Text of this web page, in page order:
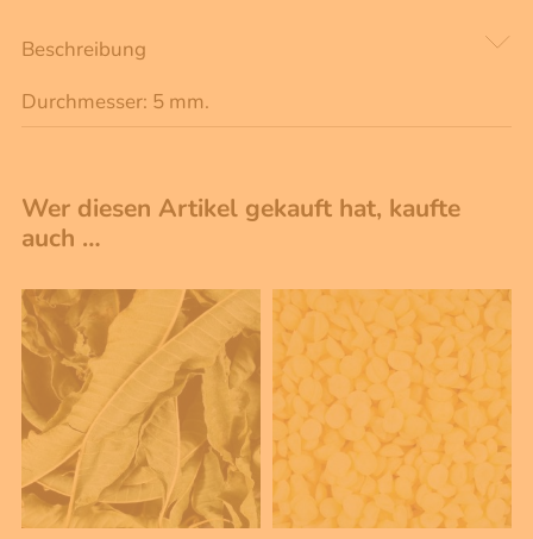
Beschreibung
Durchmesser: 5 mm.
Wer diesen Artikel gekauft hat, kaufte
auch …